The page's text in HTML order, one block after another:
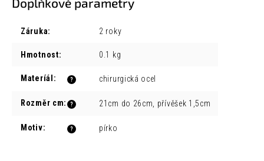
Záruka: 2 roky
Hmotnost: 0.1 kg
?
Materíál : chirurgická ocel
?
Rozměr cm: 21cm do 26cm, přívěšek 1,5cm
?
Motiv: pírko